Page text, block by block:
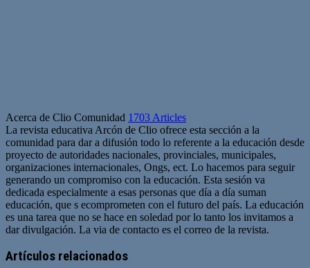
Acerca de Clio Comunidad 1703 Articles
La revista educativa Arcón de Clio ofrece esta sección a la
comunidad para dar a difusión todo lo referente a la educación desde
proyecto de autoridades nacionales, provinciales, municipales,
organizaciones internacionales, Ongs, ect. Lo hacemos para seguir
generando un compromiso con la educación. Esta sesión va
dedicada especialmente a esas personas que día a día suman
educación, que s ecomprometen con el futuro del país. La educación
es una tarea que no se hace en soledad por lo tanto los invitamos a
dar divulgación. La via de contacto es el correo de la revista.
web
Artículos relacionados